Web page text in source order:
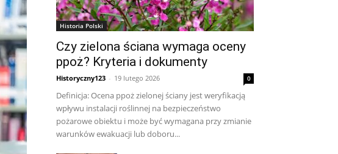
Historia Polski
Czy zielona ściana wymaga oceny
ppoż? Kryteria i dokumenty
Historyczny123 - 19 lutego 2026 0
Definicja: Ocena ppoż zielonej ściany jest weryfikacją
wpływu instalacji roślinnej na bezpieczeństwo
pożarowe obiektu i może być wymagana przy zmianie
warunków ewakuacji lub doboru...